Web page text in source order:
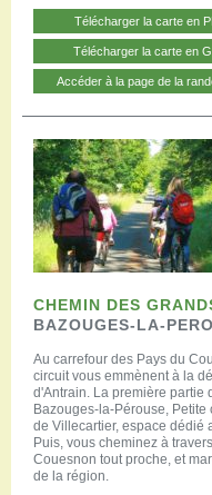
Télécharger la carte en
Télécharger la carte en
Accéder à la page de la
CHEMIN DES
BAZOUGES-LA-
Au carrefour des Pays du
circuit vous emmènent à la
d'Antrain. La première partie
Bazouges-la-Pérouse,
de Villecartier, espace dédié
Puis, vous cheminez à
Couesnon tout proche, et
de la région.